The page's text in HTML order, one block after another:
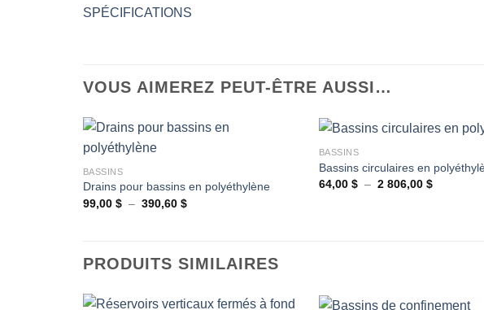
SPÉCIFICATIONS
VOUS AIMEREZ PEUT-ÊTRE AUSSI…
Ajouter
BASSINS
Drains pour bassins en polyéthylène
99,00 $ – 390,60 $Plage
390,60 $
+
BASSINS
Bassins circulaires en
64,00 $ – 2 806,00 $Plage
PRODUITS SIMILAIRES
+